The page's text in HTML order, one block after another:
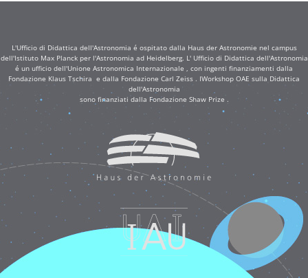
L'Ufficio di Didattica dell'Astronomia é ospitato dalla Haus der Astronomie nel campus
dell'Istituto Max Planck per l'Astronomia ad Heidelberg. L' Ufficio di Didattica dell'Astronomia
é un ufficio dell'Unione Astronomica Internazionale , con ingenti finanziamenti dalla
Fondazione Klaus Tschira e dalla Fondazione Carl Zeiss . IWorkshop OAE sulla Didattica
dell'Astronomia
sono finanziati dalla Fondazione Shaw Prize .